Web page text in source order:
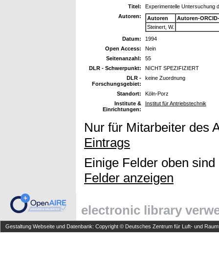
Titel:
Experimentelle Untersuchung
Autoren:
Autoren
Autoren-
Steinert, W.
Datum:
1994
Open Access:
Nein
Seitenanzahl:
55
DLR - Schwerpunkt:
NICHT SPEZIFIZIERT
DLR -
Forschungsgebiet:
keine Zuordnung
Standort:
Köln-Porz
Institute &
Einrichtungen:
Institut für Antriebstechnik
Nur für Mitarbeiter des
Eintrags
Einige Felder oben
Felder anzeigen
electronic library
Gestaltung Webseite und Datenbank: Copyright © Deutsches Zentrum für Luft- und